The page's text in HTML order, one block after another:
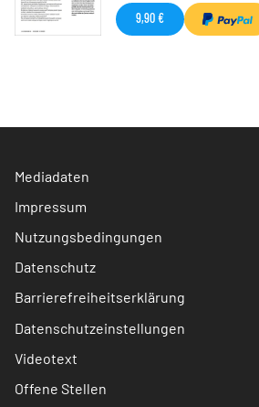
9,90 €
Mediadaten
Impressum
Nutzungsbedingungen
Datenschutz
Barrierefreiheitserklärung
Datenschutzeinstellungen
Videotext
Offene Stellen